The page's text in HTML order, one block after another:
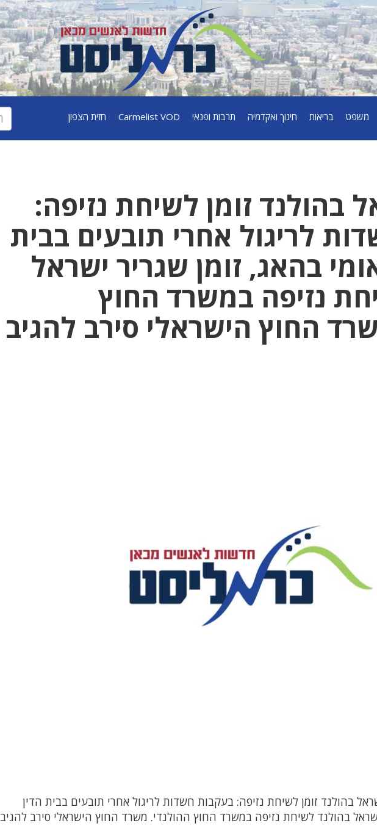
משפט בריאות חינוך ואקדמיה תרבות ופנאי Carmelist VOD חזית הצפון
בהולנד זומן לשיחת נזיפה:
לריגול אחרי תובעים בבית
בהאג, זומן שגריר ישראל
נזיפה במשרד החוץ
החוץ הישראלי סירב להגיב
בהולנד זומן לשיחת נזיפה: בעקבות חשדות לריגול אחרי תובעים בבית הדין
בהולנד לשיחת נזיפה במשרד החוץ ההולנדי. משרד החוץ הישראלי סירב להגיב